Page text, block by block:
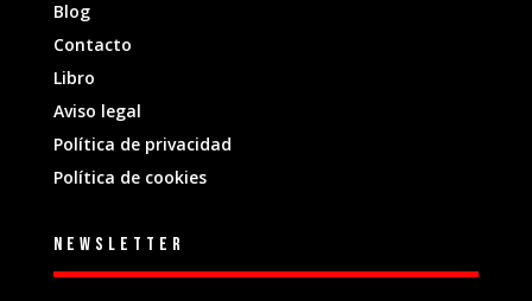
Blog
Contacto
Libro
Aviso legal
Política de privacidad
Política de cookies
Newsletter